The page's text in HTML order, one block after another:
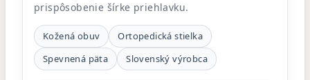
prispôsobenie šírke priehlavku.
Kožená obuv
Ortopedická stielka
Spevnená päta
Slovenský výrobca